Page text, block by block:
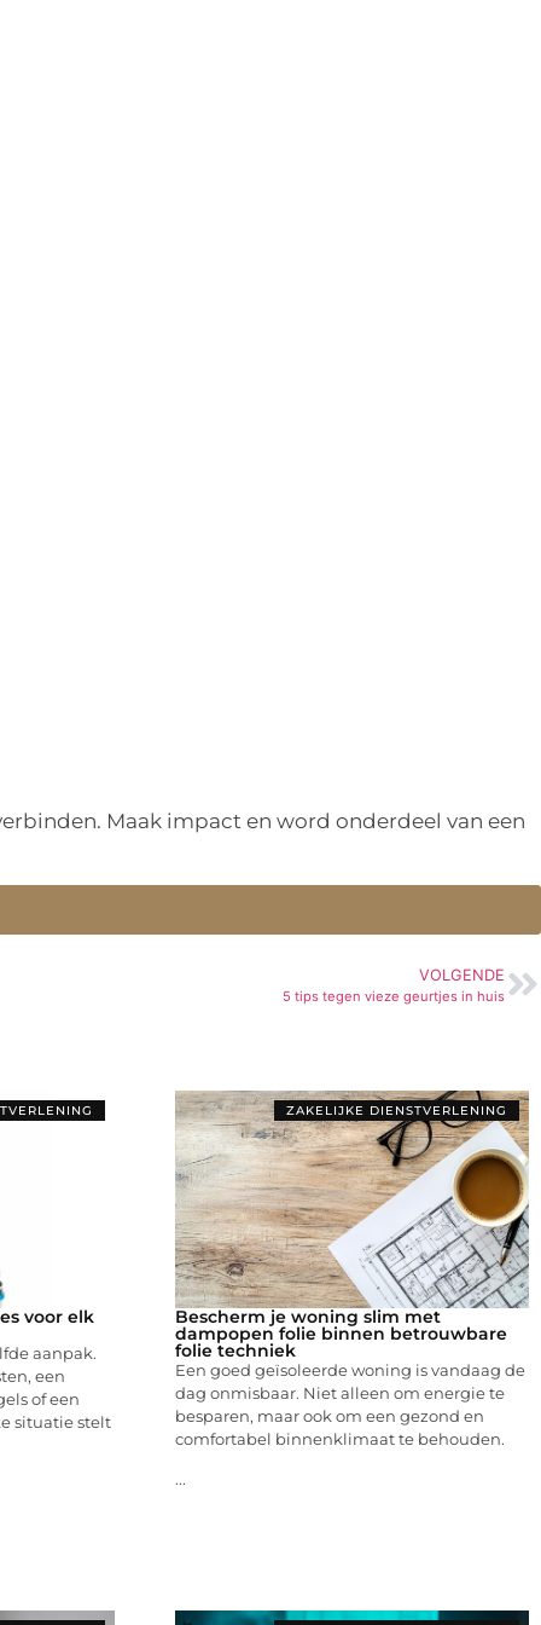
Maak impact en word onderdeel van een
VOLGENDE
5 tips tegen vieze geurtjes in huis
voor elk
aanpak.
een
of een
situatie stelt
ZAKELIJKE DIENSTVERLENING
Bescherm je woning slim met
dampopen folie binnen betrouwbare
folie techniek
Een goed geïsoleerde woning is vandaag de
dag onmisbaar. Niet alleen om energie te
besparen, maar ook om een gezond en
comfortabel binnenklimaat te behouden.
...